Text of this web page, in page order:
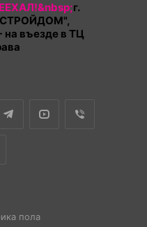
г.
на въезде в ТЦ
пола